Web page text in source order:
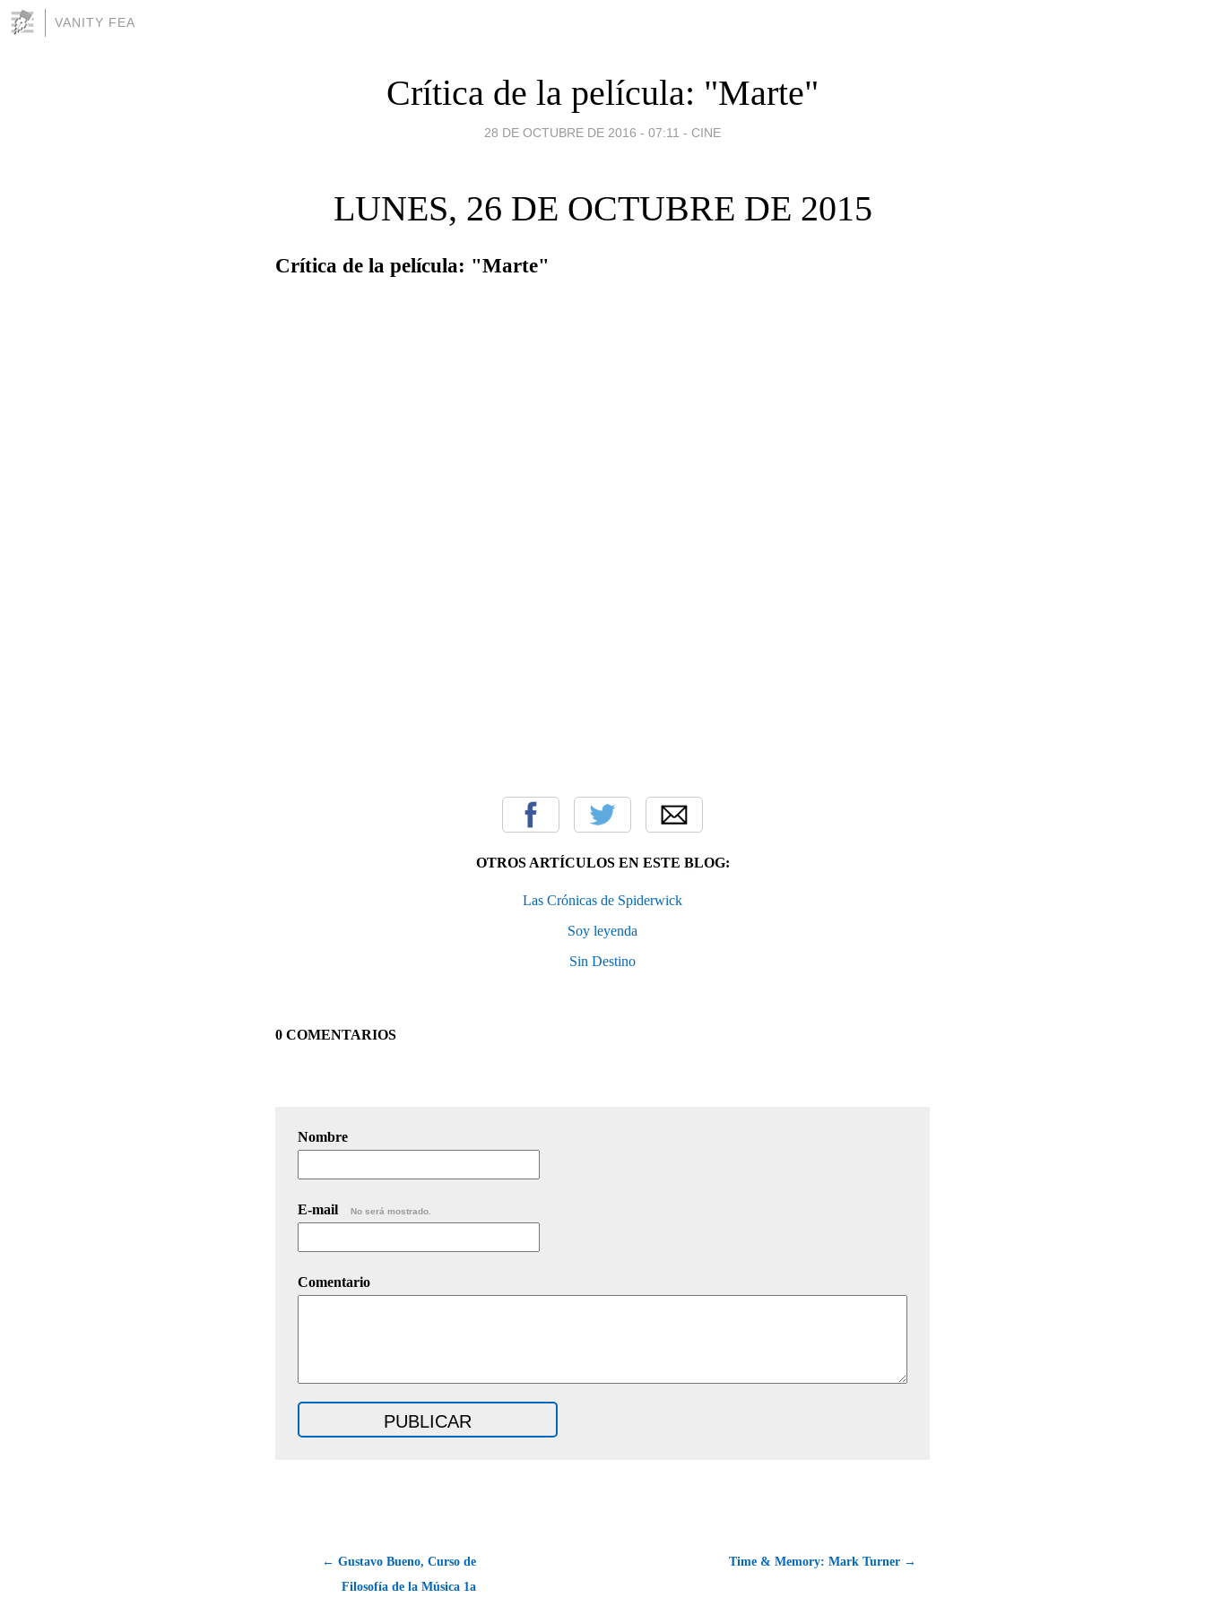
VANITY FEA
Crítica de la película: "Marte"
28 DE OCTUBRE DE 2016 - 07:11 - CINE
LUNES, 26 DE OCTUBRE DE 2015
Crítica de la película: "Marte"
OTROS ARTÍCULOS EN ESTE BLOG:
Las Crónicas de Spiderwick
Soy leyenda
Sin Destino
0 COMENTARIOS
Nombre
E-mail No será mostrado.
Comentario
← Gustavo Bueno, Curso de
Filosofía de la Música 1a
Time & Memory: Mark Turner →